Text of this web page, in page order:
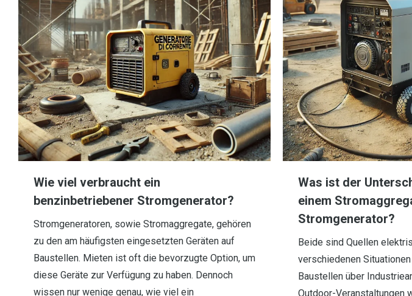
Wie viel verbraucht ein
benzinbetriebener Stromgenerator?
Stromgeneratoren, sowie Stromaggregate, gehören
zu den am häufigsten eingesetzten Geräten auf
Baustellen. Mieten ist oft die bevorzugte Option, um
diese Geräte zur Verfügung zu haben. Dennoch
wissen nur wenige genau, wie viel ein
Was ist der
einem
Stromgenerator?
Beide sind Quellen
verschiedenen
Baustellen über
Outdoor-Veranstaltungen